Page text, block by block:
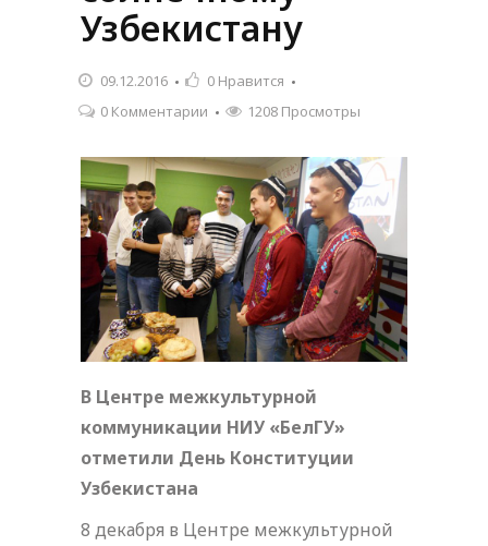
Узбекистану
09.12.2016 0 Нравится
0 Комментарии
1208 Просмотры
В Центре межкультурной
коммуникации НИУ «БелГУ»
отметили День Конституции
Узбекистана
8 декабря в Центре межкультурной